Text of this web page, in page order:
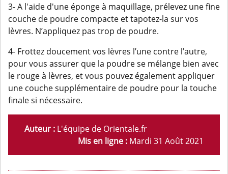
3- A l'aide d'une éponge à maquillage, prélevez une fine
couche de poudre compacte et tapotez-la sur vos
lèvres. N’appliquez pas trop de poudre.
4- Frottez doucement vos lèvres l’une contre l’autre,
pour vous assurer que la poudre se mélange bien avec
le rouge à lèvres, et vous pouvez également appliquer
une couche supplémentaire de poudre pour la touche
finale si nécessaire.
Auteur : L'équipe de Orientale.fr
Mis en ligne : Mardi 31 Août 2021